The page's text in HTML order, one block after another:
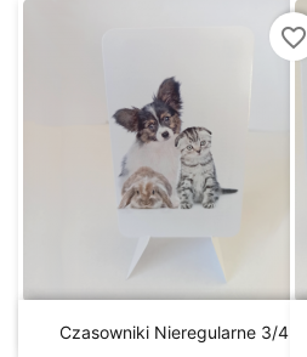
Szybki podgląd
Czasowniki Nieregularne 3/4
favorite_border